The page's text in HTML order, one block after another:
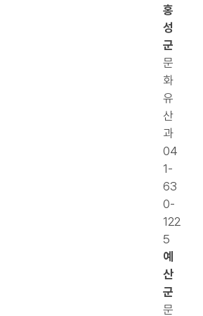
홍
성
군
문
화
유
산
과
04
1-
63
0-
122
5
예
산
군
문